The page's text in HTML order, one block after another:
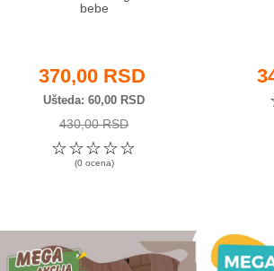
bebe
370,00 RSD
Ušteda 60,00 RSD
430,00 RSD
☆
☆
☆
☆
☆
(0 ocena)